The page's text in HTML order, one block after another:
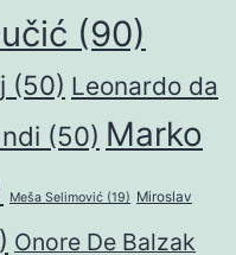
(90)
(50) Leonardo da
(50) Marko
Meša Selimović (19) Miroslav
Onore De Balzak